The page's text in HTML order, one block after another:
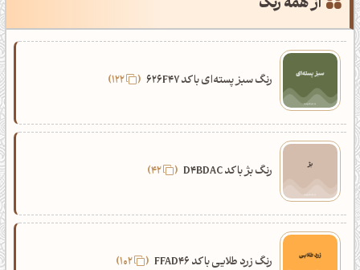
رنگ سبز پسته‌ای با کد 626F47 122
رنگ بژ با کد D4BDAC 42
رنگ زرد طلایی با کد FFAD46 102